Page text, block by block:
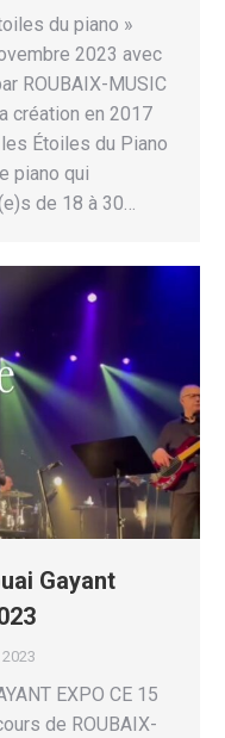
du piano »
2023 avec
ROUBAIX-MUSIC
création en 2017
Étoiles du Piano
piano qui
de 18 à 30…
Gayant
EXPO CE 15
de ROUBAIX-